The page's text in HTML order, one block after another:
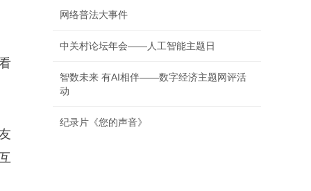
网络普法大事件
中关村论坛年会——人工智能主题日
智数未来 有AI相伴——数字经济主题网评活
动
纪录片《您的声音》